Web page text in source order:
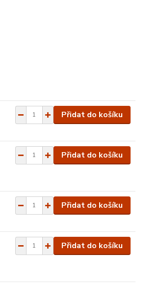
Přidat do košíku
Přidat do košíku
Přidat do košíku
Přidat do košíku